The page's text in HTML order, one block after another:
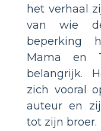
het verhaal
van wie
beperking
Mama en
belangrijk.
zich vooral
auteur en
tot zijn broer.